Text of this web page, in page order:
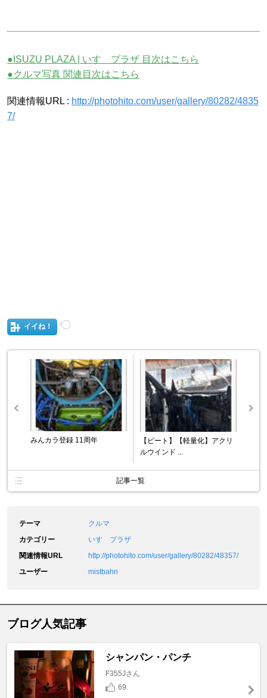
●ISUZU PLAZA | いすゞプラザ 目次はこちら
●クルマ写真 関連目次はこちら
関連情報URL : http://photohito.com/user/gallery/80282/4835
7/
イイね！
みんカラ登録 11周年
【ビート】【軽量化】アクリ
ルウインド ...
記事一覧
テーマ
クルマ
カテゴリー
いすゞプラザ
関連情報URL
http://photohito.com/user/gallery/80282/48357/
ユーザー
mistbahn
ブログ人気記事
シャンパン・パンチ
F355Jさん
69